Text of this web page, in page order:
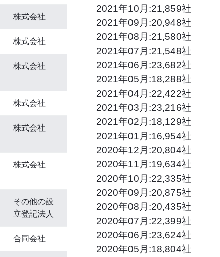
株式会社
株式会社
株式会社
株式会社
株式会社
株式会社
その他の設
立登記法人
合同会社
2021年10月:21,859社
2021年09月:20,948社
2021年08月:21,580社
2021年07月:21,548社
2021年06月:23,682社
2021年05月:18,288社
2021年04月:22,422社
2021年03月:23,216社
2021年02月:18,129社
2021年01月:16,954社
2020年12月:20,804社
2020年11月:19,634社
2020年10月:22,335社
2020年09月:20,875社
2020年08月:20,435社
2020年07月:22,399社
2020年06月:23,624社
2020年05月:18,804社